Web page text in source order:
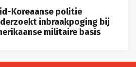
Koreaanse politie
inbraakpoging bij
militaire basis